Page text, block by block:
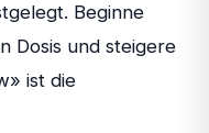
Beginne
Dosis und steigere
ist die